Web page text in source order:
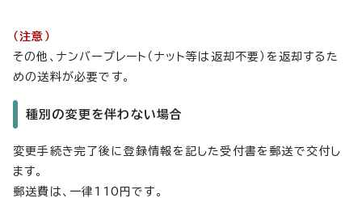
（注意）
その他、ナンバープレート（ナット等は返却不要）を返却するた
めの送料が必要です。
種別の変更を伴わない場合
変更手続き完了後に登録情報を記した受付書を郵送で交付し
ます。
郵送費は、一律110円です。